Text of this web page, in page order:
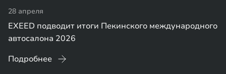
28 апреля
EXEED подводит итоги Пекинского международного
автосалона 2026
Подробнее